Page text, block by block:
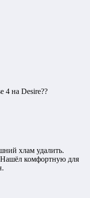
4 на Desire??
хлам удалить.
комфортную для